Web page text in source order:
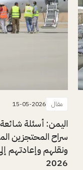
مقال 15-05-2026
اليمن: أسئلة
سراح المحتجزين
ونقلهم وإعادتهم
2026